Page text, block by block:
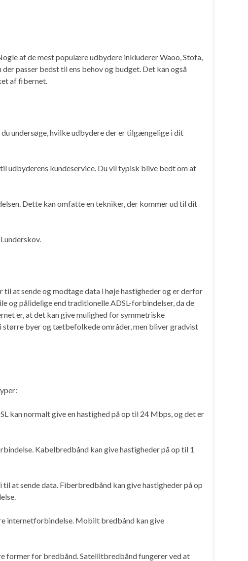
af de mest populære udbydere inkluderer Waoo, Stofa,
passer bedst til ens behov og budget. Det kan også
af fibernet.
undersøge, hvilke udbydere der er tilgængelige i dit
udbyderens kundeservice. Du vil typisk blive bedt om at
Dette kan omfatte en tekniker, der kommer ud til dit
at sende og modtage data i høje hastigheder og er derfor
og pålidelige end traditionelle ADSL-forbindelser, da de
er, at det kan give mulighed for symmetriske
større byer og tætbefolkede områder, men bliver gradvist
kan normalt give en hastighed på op til 24 Mbps, og det er
Kabelbredbånd kan give hastigheder på op til 1
at sende data. Fiberbredbånd kan give hastigheder på op
internetforbindelse. Mobilt bredbånd kan give
former for bredbånd. Satellitbredbånd fungerer ved at